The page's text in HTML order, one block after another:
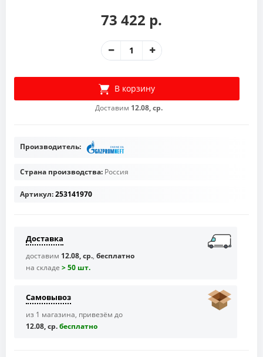
73 422 р.
В корзину
Доставим 12.08, ср.
Производитель:
Страна производства: Россия
Артикул:253141970
Доставка
доставим 12.08, ср., бесплатно
на складе > 50 шт.
Самовывоз
из 1 магазина, привезём до
12.08, ср.бесплaтно